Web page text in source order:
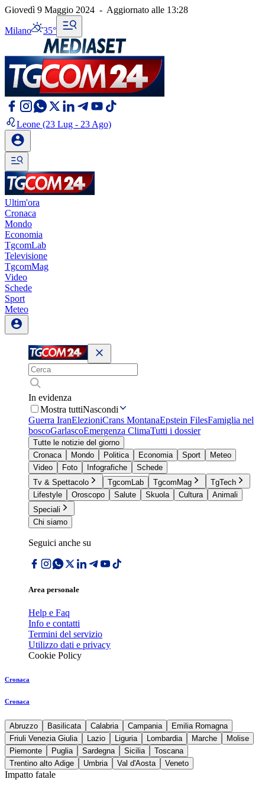
Giovedì 9 Maggio 2024 - Aggiornato alle 13:28
Milano 35°
Leone (23 Lug - 23 Ago)
Ultim'ora
Cronaca
Mondo
Economia
TgcomLab
Televisione
TgcomMag
Video
Schede
Sport
Meteo
In evidenza
Mostra tuttiNascondi
Guerra IranElezioniCrans MontanaEpstein FilesFamiglia nel
boscoGarlascoEmergenza ClimaTutti i dossier
Tutte le notizie del giorno
Cronaca
Mondo Politica Economia Sport
Meteo
Video
Foto Infografiche
Schede
Tv & Spettacolo
TgcomLab TgcomMag
TgTech
Lifestyle
Oroscopo Salute Skuola Cultura
Animali
Speciali
Chi siamo
Seguici anche su
Area personale
Help e Faq
Info e contatti
Termini del servizio
Utilizzo dati e privacy
Cookie Policy
Cronaca
Cronaca
Abruzzo Basilicata Calabria Campania
Emilia Romagna
Friuli Venezia Giulia
Lazio Liguria Lombardia Marche
Molise
Piemonte
Puglia Sardegna Sicilia
Toscana
Trentino alto Adige
Umbria Val d'Aosta Veneto
Impatto fatale